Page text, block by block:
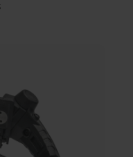
Dies
Befestigung, die
Einsätze,
Panel können Sie die
wenn sie nicht
ein schlankes Profil